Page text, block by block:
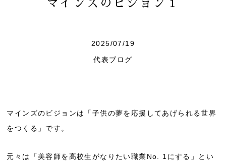
マインズのビジョン１
2025/07/19
代表ブログ
マインズのビジョンは「子供の夢を応援してあげられる世界
をつくる」です。
元々は「美容師を高校生がなりたい職業No. 1にする」とい